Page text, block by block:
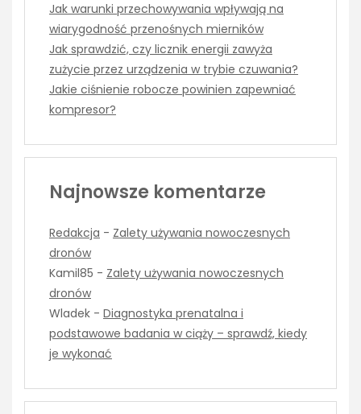
Jak warunki przechowywania wpływają na
wiarygodność przenośnych mierników
Jak sprawdzić, czy licznik energii zawyża
zużycie przez urządzenia w trybie czuwania?
Jakie ciśnienie robocze powinien zapewniać
kompresor?
Najnowsze komentarze
Redakcja - Zalety używania nowoczesnych
dronów
Kamil85 - Zalety używania nowoczesnych
dronów
Wladek - Diagnostyka prenatalna i
podstawowe badania w ciąży – sprawdź, kiedy
je wykonać